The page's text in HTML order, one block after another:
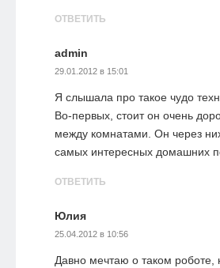
ОТВЕТИТЬ
admin
29.01.2012 в 15:01
Я слышала про такое чудо
Во-первых, стоит он очень
между комнатами. Он через
самых интересных домашних
ОТВЕТИТЬ
Юлия
25.04.2012 в 10:56
Давно мечтаю о таком